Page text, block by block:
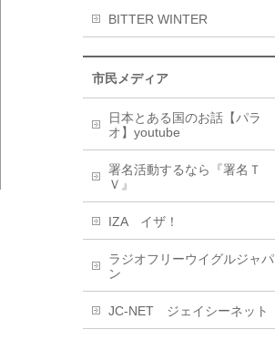
BITTER WINTER
市民メディア
日本とある国のお話【パラ
オ】youtube
署名活動するなら『署名Ｔ
Ｖ』
IZA イザ！
ラジオフリーウイグルジャパ
ン
JC-NET ジェイシーネット